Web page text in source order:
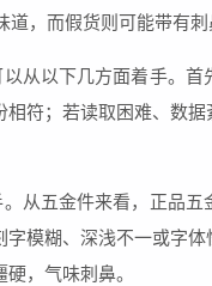
，而假货则可能带有刺
从以下几方面着手。
符；若读取困难、数
从五金件来看，正品
模糊、深浅不一或字
，气味刺鼻。